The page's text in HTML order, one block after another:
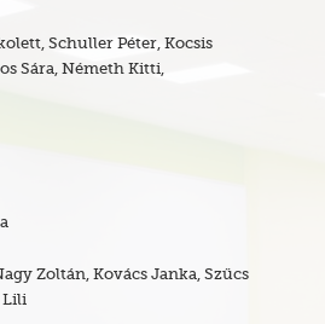
Schuller Péter, Kocsis
Sára, Németh Kitti,
Zoltán, Kovács Janka, Szűcs
Lili